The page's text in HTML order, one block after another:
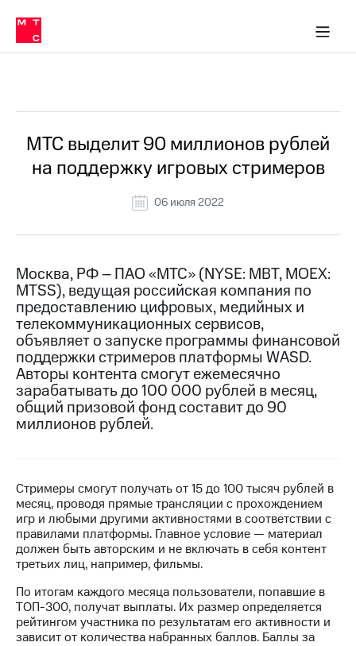
Медиа-центр
и акционерам
Устойчивое развитие
Комплаенс и деловая этика
компании
Карьера
История
компании
Руководство
Контакты
Медиа-центр
Пресс-
релизы
МТС
о технологиях
Достижения
Финансовая
отчетность
Контакты
Пригласить
и акционерам
Корпоративное
управление
в МТС
Пресс-
релизы
о технологиях
МТС выделит 90 миллионов рублей
на поддержку игровых стримеров
06 июля 2022
Москва, РФ – ПАО «МТС» (NYSE: MBT, MOEX:
MTSS), ведущая российская компания по
предоставлению цифровых, медийных и
телекоммуникационных сервисов,
объявляет о запуске программы финансовой
поддержки стримеров платформы WASD.
Авторы контента смогут ежемесячно
зарабатывать до 100 000 рублей в месяц,
общий призовой фонд составит до 90
миллионов рублей.
Стримеры смогут получать от 15 до 100 тысяч рублей в
месяц, проводя прямые трансляции с прохождением
игр и любыми другими активностями в соответствии с
правилами платформы. Главное условие — материал
должен быть авторским и не включать в себя контент
третьих лиц, например, фильмы.
По итогам каждого месяца пользователи, попавшие в
ТОП-300, получат выплаты. Их размер определяется
рейтингом участника по результатам его активности и
зависит от количества набранных баллов. Баллы за